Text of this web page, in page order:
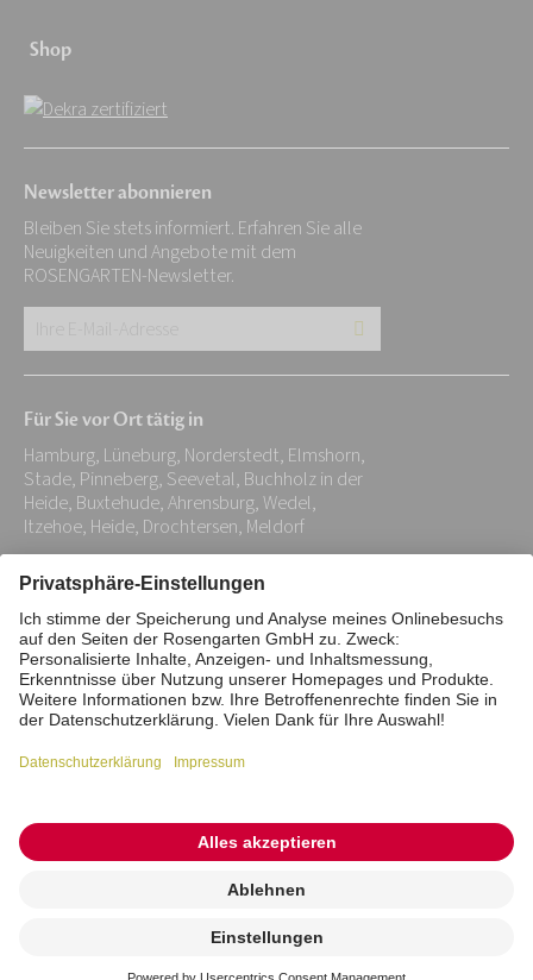
Shop
Newsletter abonnieren
Bleiben Sie stets informiert. Erfahren Sie alle
Neuigkeiten und Angebote mit dem
ROSENGARTEN-Newsletter.
E-
Adresse:
*
Für Sie vor Ort tätig in
Hamburg, Lüneburg, Norderstedt, Elmshorn,
Stade, Pinneberg, Seevetal, Buchholz in der
Heide, Buxtehude, Ahrensburg, Wedel,
Itzehoe, Heide, Drochtersen, Meldorf
Impressum Datenschutz
Stiftung
Interne Meldestelle
Zahlungsmittel
Barrierefreiheitserklärung
Vertrag widerrufen
© 2026 ROSENGARTEN-Tierbestattung